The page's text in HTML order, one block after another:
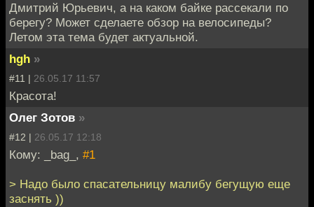
Дмитрий Юрьевич, а на каком байке рассекали по
берегу? Может сделаете обзор на велосипеды?
Летом эта тема будет актуальной.
hgh »
#11 | 26.05.17 11:57
Красота!
Олег Зотов »
#12 | 26.05.17 12:18
Кому: _bag_, #1
> Надо было спасательницу малибу бегущую еще
заснять ))